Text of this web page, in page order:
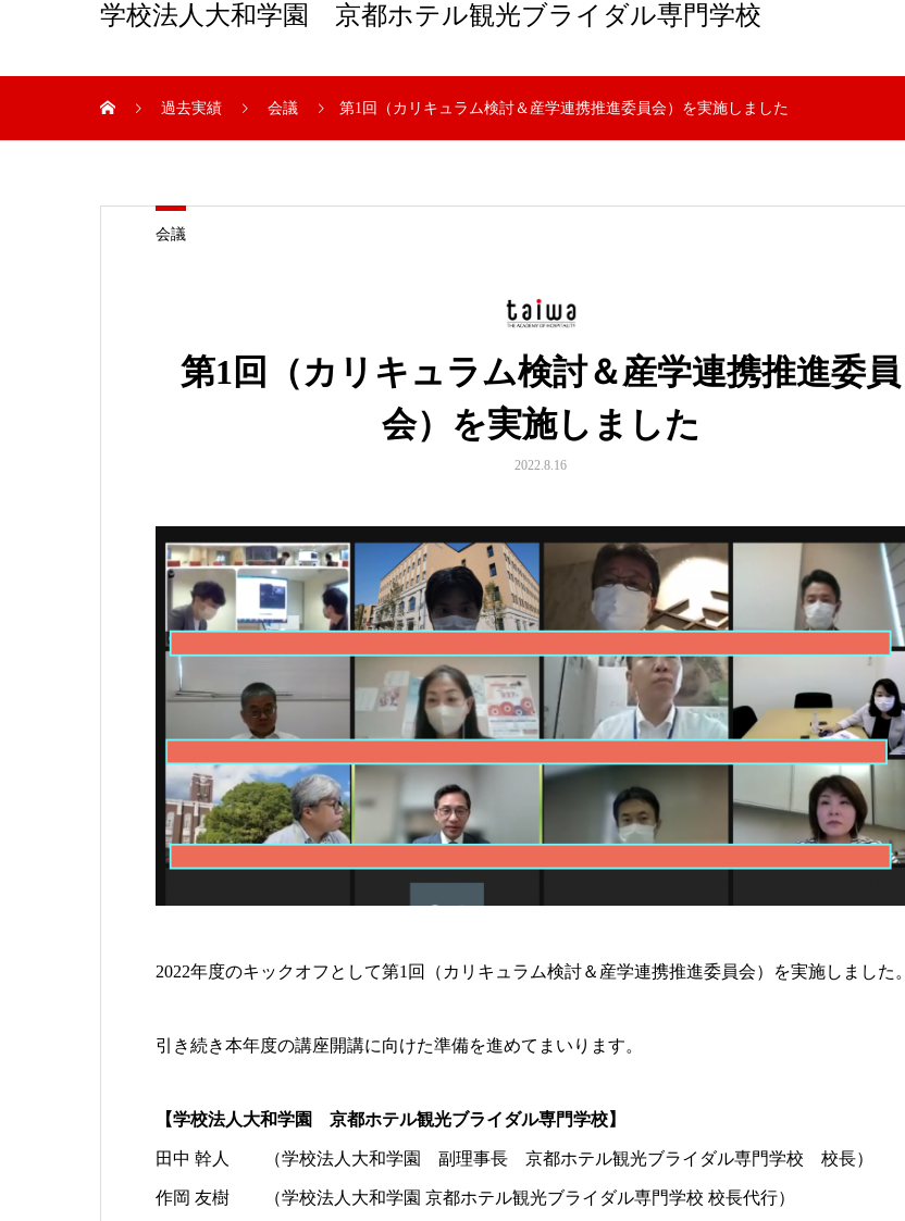
学校法人大和学園 京都ホテル観光ブライダル専門学校
過去実績 会議 第1回（カリキュラム検討＆産学連携推進委員会）を実施しました
会議
第1回（カリキュラム検討＆産学連携推進委員
会）を実施しました
2022.8.16
2022年度のキックオフとして第1回（カリキュラム検討＆産学連携推進委員会）を実施しました。
引き続き本年度の講座開講に向けた準備を進めてまいります。
【学校法人大和学園 京都ホテル観光ブライダル専門学校】
田中 幹人 （学校法人大和学園 副理事長 京都ホテル観光ブライダル専門学校 校長）
作岡 友樹 （学校法人大和学園 京都ホテル観光ブライダル専門学校 校長代行）